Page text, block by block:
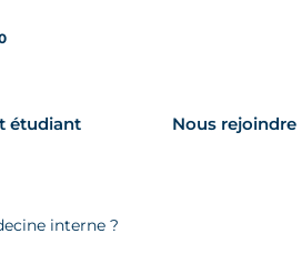
étudiant Nous rejoindre
interne ?